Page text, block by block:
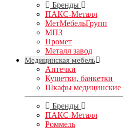
Бренды
ПАКС-Металл
МетМебельГрупп
МПЗ
Промет
Металл завод
Медицинская мебель
Аптечки
Кушетки, банкетки
Шкафы медицинские
Бренды
ПАКС-Металл
Роммель